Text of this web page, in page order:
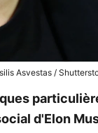
Asvestas /
d'Elon